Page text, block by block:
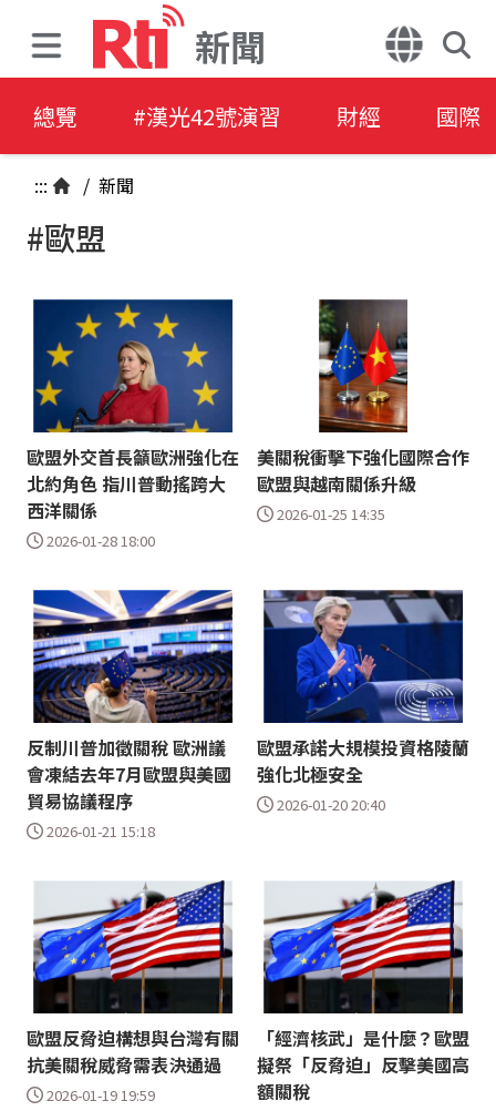
新聞
總覽 #漢光42號演習 財經 國際
::: / 新聞
#歐盟
歐盟外交首長籲歐洲強化在
北約角色 指川普動搖跨大
西洋關係
2026-01-28 18:00
美關稅衝擊下強化國際合作
歐盟與越南關係升級
2026-01-25 14:35
反制川普加徵關稅 歐洲議
會凍結去年7月歐盟與美國
貿易協議程序
2026-01-21 15:18
歐盟承諾大規模投資格陵蘭
強化北極安全
2026-01-20 20:40
歐盟反脅迫構想與台灣有關
抗美關稅威脅需表決通過
2026-01-19 19:59
「經濟核武」是什麼？歐盟
擬祭「反脅迫」反擊美國高
額關稅